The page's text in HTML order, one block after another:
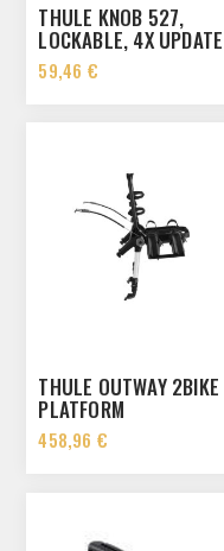
THULE KNOB 527,
LOCKABLE, 4X UPDATE
59,46 €
THULE OUTWAY 2BIKE
PLATFORM
458,96 €